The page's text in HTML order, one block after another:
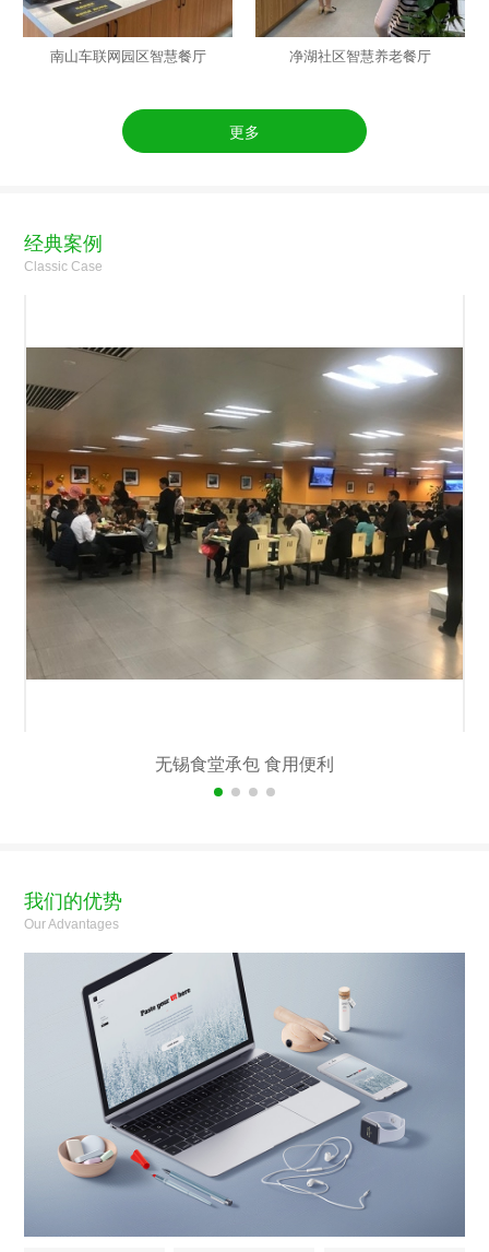
南山车联网园区智慧餐厅 净湖社区智慧养老餐厅
更多
经典案例
Classic Case
无锡食堂承包 食用便利
我们的优势
Our Advantages